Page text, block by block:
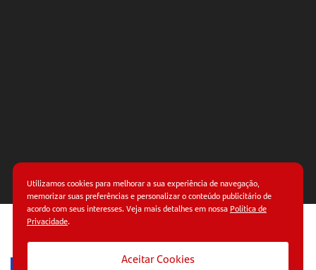
Quais
erros
enfraquecem
um case?
privacidade.
Utilizamos cookies para melhorar a sua experiência de navegação,
memorizar suas preferências e personalizar o conteúdo publicitário de
acordo com seus interesses. Veja mais detalhes em nossa Política de
Privacidade.
Aceitar Cookies